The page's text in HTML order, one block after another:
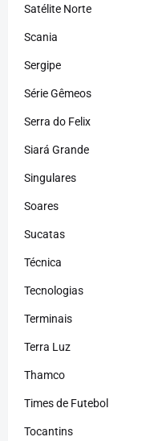
Satélite Norte
Scania
Sergipe
Série Gêmeos
Serra do Felix
Siará Grande
Singulares
Soares
Sucatas
Técnica
Tecnologias
Terminais
Terra Luz
Thamco
Times de Futebol
Tocantins